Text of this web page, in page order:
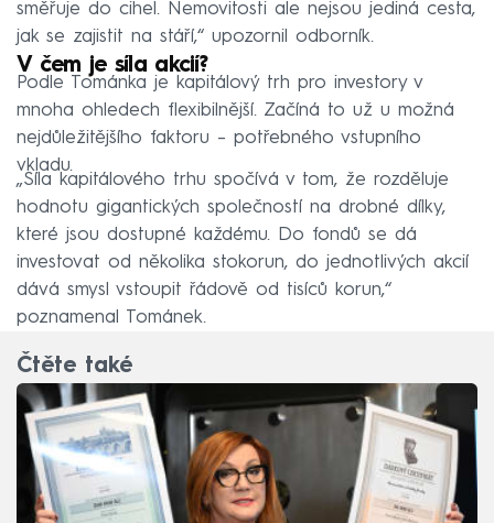
směřuje do cihel. Nemovitosti ale nejsou jediná cesta,
jak se zajistit na stáří,“ upozornil odborník.
V čem je síla akcií?
Podle Tománka je kapitálový trh pro investory v
mnoha ohledech flexibilnější. Začíná to už u možná
nejdůležitějšího faktoru – potřebného vstupního
vkladu.
„Síla kapitálového trhu spočívá v tom, že rozděluje
hodnotu gigantických společností na drobné dílky,
které jsou dostupné každému. Do fondů se dá
investovat od několika stokorun, do jednotlivých akcií
dává smysl vstoupit řádově od tisíců korun,“
poznamenal Tománek.
Čtěte také